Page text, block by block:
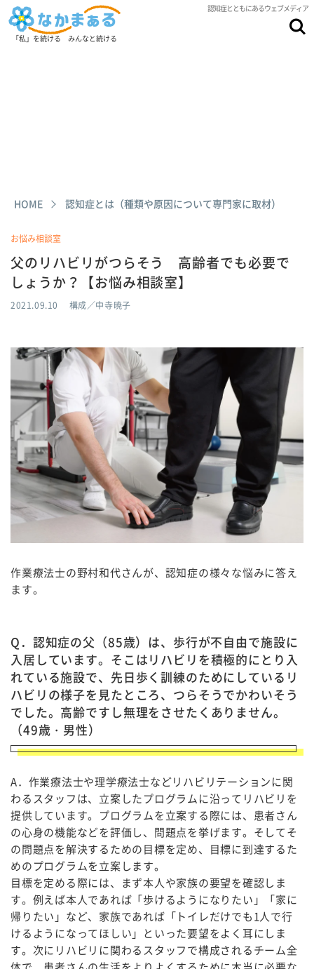
認知症とともにあるウェブメディア
「私」を続ける みんなと続ける
HOME 認知症とは（種類や原因について専門家に取材）
お悩み相談室
父のリハビリがつらそう 高齢者でも必要で
しょうか？【お悩み相談室】
2021.09.10 構成／中寺暁子
作業療法士の野村和代さんが、認知症の様々な悩みに答え
ます。
Q．認知症の父（85歳）は、歩行が不自由で施設に
入居しています。そこはリハビリを積極的にとり入
れている施設で、先日歩く訓練のためにしているリ
ハビリの様子を見たところ、つらそうでかわいそう
でした。高齢ですし無理をさせたくありません。
（49歳・男性）
A．作業療法士や理学療法士などリハビリテーションに関
わるスタッフは、立案したプログラムに沿ってリハビリを
提供しています。プログラムを立案する際には、患者さん
の心身の機能などを評価し、問題点を挙げます。そしてそ
の問題点を解決するための目標を定め、目標に到達するた
めのプログラムを立案します。
目標を定める際には、まず本人や家族の要望を確認しま
す。例えば本人であれば「歩けるようになりたい」「家に
帰りたい」など、家族であれば「トイレだけでも1人で行
けるようになってほしい」といった要望をよく耳にしま
す。次にリハビリに関わるスタッフで構成されるチーム全